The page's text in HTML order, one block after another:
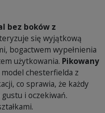
bez boków z
się wyjątkową
bogactwem wypełnienia
użytkowania. Pikowany
chesterfielda z
co sprawia, że każdy
i oczekiwań.